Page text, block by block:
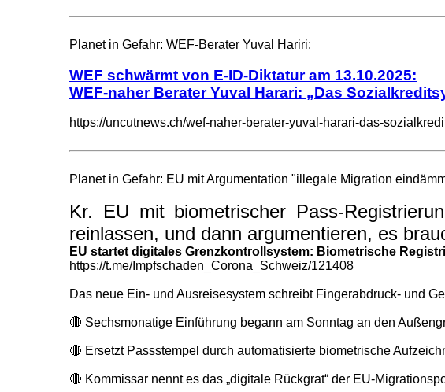
Planet in Gefahr: WEF-Berater Yuval Hariri:
WEF schwärmt von E-ID-Diktatur am 13.10.2025:
WEF-naher Berater Yuval Harari: „Das
https://uncutnews.ch/wef-naher-berater-yuval-harari-das-
Planet in Gefahr: EU mit Argumentation "illegale Migration
Kr. EU mit biometrischer Pass-
reinlassen, und dann argumentieren, es
EU startet digitales Grenzkontrollsystem: Biometrische
https://t.me/Impfschaden_Corona_Schweiz/121408
Das neue Ein- und Ausreisesystem schreibt Fingerabdruck- und
🔴 Sechsmonatige Einführung begann am Sonntag an den
🔴 Ersetzt Passstempel durch automatisierte biometrische
🔴 Kommissar nennt es das „digitale Rückgrat“ der EU-